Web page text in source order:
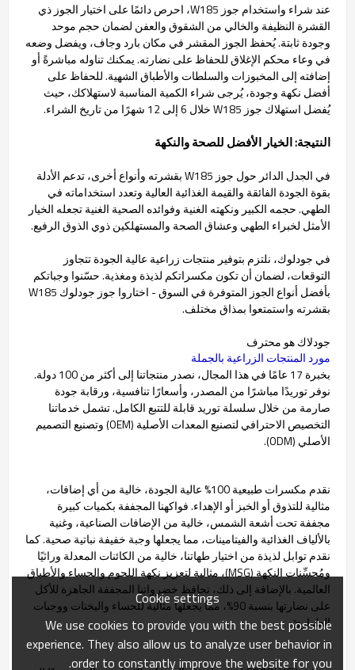
عند شراء واستخدام جوز W185، احرص دائمًا على اختيار الجوز ذي
القشرة النظيفة والخالي من الشقوق والعفن لضمان حجم موحد
وجودة ثابتة. يُحفظ الجوز المقشر في مكان بارد وجاف، ويفضل وضعه
في وعاء محكم الإغلاق للحفاظ على نضارته. يمكنك تناوله مباشرةً أو
إضافته إلى المخبوزات والسلطات والأطباق الشهية. للحفاظ على
أفضل نكهة وجودة، يُرجى شراء الكمية المناسبة لاستهلاكك، حيث
يُفضل استهلاك جوز W185 خلال 6 إلى 12 شهرًا من تاريخ الشراء.
النتيجة: الخيار الأفضل للصحة والنكهة
في الجدل الدائر حول جوز W185 بقشرته وأنواع أخرى، تدعم الأدلة
بقوة الجودة الفائقة والقيمة الغذائية العالية وتعدد استخداماته في
الطهي. حجمه الكبير ونكهته الغنية وفوائده الصحية الغنية تجعله الخيار
الأمثل لخبراء الطهي وعشاق الصحة والمستهلكين ذوي الذوق الرفيع.
في جودلوك، نلتزم بتوفير منتجات زراعية عالية الجودة تتجاوز
التوقعات، لضمان أن تكون مكسراتكم لذيذة ومغذية. حسّنوا وجباتكم
بأفضل أنواع الجوز المتوفرة في السوق - اختاروا جوز جودلوك W185
بقشرته واستمتعوا بمذاق مختلف.
جودلاك هو محترف
مورد المنتجات الزراعية بالجملة
بخبرة 17 عامًا في هذا المجال، نصدر منتجاتنا إلى أكثر من 100 دولة.
نوفر توريدًا مباشرًا من المصدر، وأسعارًا تنافسية، ورقابة جودة
صارمة من خلال سلسلة توريد قابلة للتتبع الكامل. تشمل خدماتنا
التخصيص الاحترافي لتصنيع المعدات الأصلية (OEM) وتصنيع التصميم
الأصلي (ODM).
نقدم مكسرات طبيعية 100% عالية الجودة، خالية من أي إضافات،
مثالية للتذوق أو الخبز أو الإهداء. فواكهنا المجففة بكميات كبيرة
مجففة تحت أشعة الشمس، خالية من الإضافات الصناعية، وغنية
بالألياف الغذائية والفيتامينات، مما يجعلها وجبة خفيفة نباتية صحية. كما
نقدم توابل لذيذة من اختيار طهاتنا، خالية من الكائنات المعدلة وراثيًا
ومُحسِّنات النكهة (MSG)، مثالية لتعزيز نكهة اللحوم والحساء والأطباق
العالمية. بالإضافة إلى ذلك، تحافظ خضرواتنا المجففة الجاهزة للأكل
على نضارتها بنسبة 90%، مما يجعلها مثالية للحساء واليخنات ووجبات
الطوارئ.
Cookie settings
We use cookies to provide you with the best possible
experience. They also allow us to analyze user behavior in
order to constantly improve the website for you.